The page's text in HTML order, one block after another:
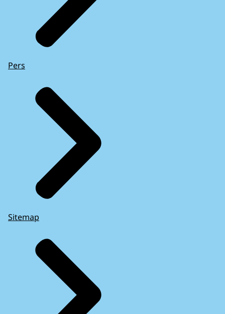
Pers
Sitemap